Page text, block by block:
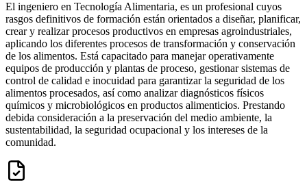
El ingeniero en Tecnología Alimentaria, es un profesional cuyos
rasgos definitivos de formación están orientados a diseñar, planificar,
crear y realizar procesos productivos en empresas agroindustriales,
aplicando los diferentes procesos de transformación y conservación
de los alimentos. Está capacitado para manejar operativamente
equipos de producción y plantas de proceso, gestionar sistemas de
control de calidad e inocuidad para garantizar la seguridad de los
alimentos procesados, así como analizar diagnósticos físicos
químicos y microbiológicos en productos alimenticios. Prestando
debida consideración a la preservación del medio ambiente, la
sustentabilidad, la seguridad ocupacional y los intereses de la
comunidad.